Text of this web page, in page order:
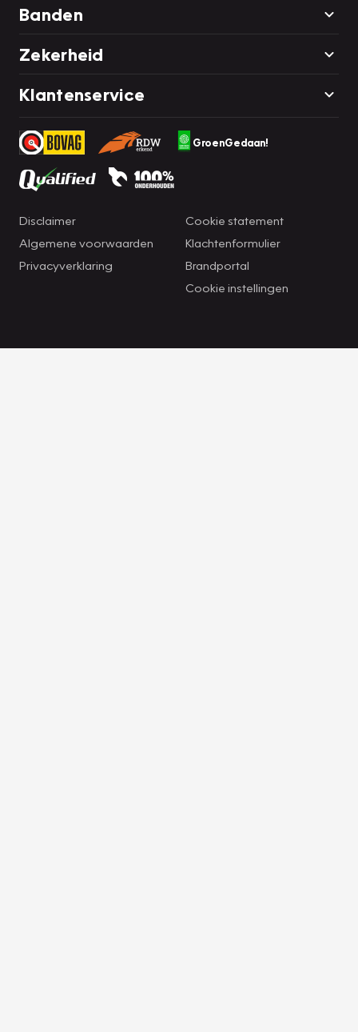
Banden
Zekerheid
Klantenservice
GroenGedaan!
Disclaimer
Algemene voorwaarden
Privacyverklaring
Cookie statement
Klachtenformulier
Brandportal
Cookie instellingen